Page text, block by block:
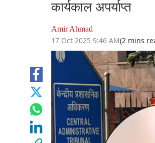
कार्यकाल अपर्याप्त
Amir Ahmad
17 Oct 2025 9:46 AM(2 mins